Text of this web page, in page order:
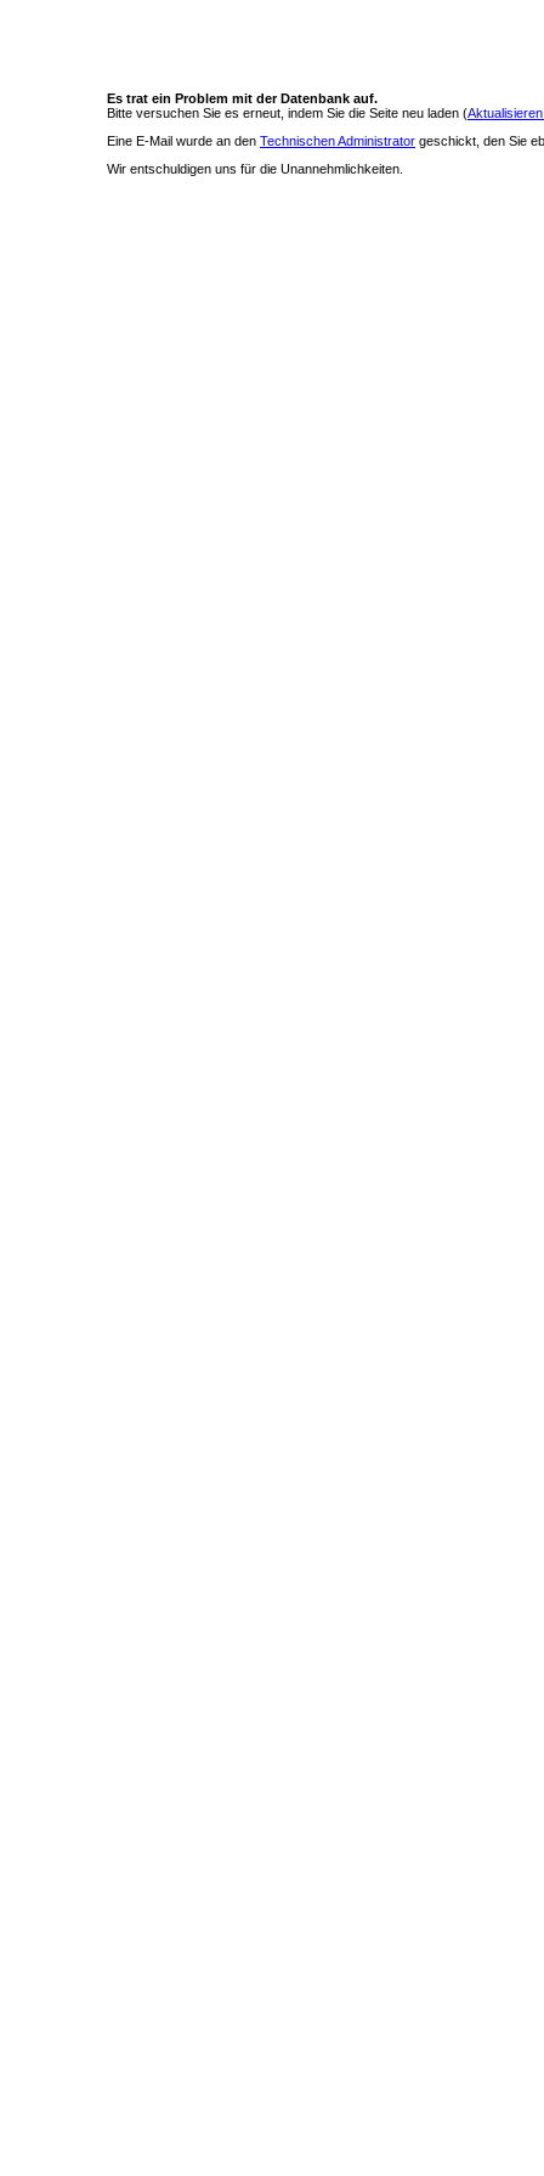
Es trat ein Problem mit der Datenbank auf.
Bitte versuchen Sie es erneut, indem Sie die Seite neu laden (
Eine E-Mail wurde an den Technischen Administrator geschickt, den Sie
Wir entschuldigen uns für die Unannehmlichkeiten.